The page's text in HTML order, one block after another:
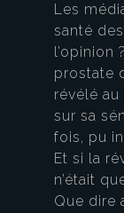
Les
santé
l’opinion
prostate
révélé
sur sa
fois, pu
Et si la
n’était
Que dire